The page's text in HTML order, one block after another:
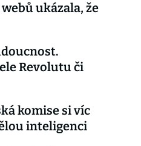
ukázala, že
Revolutu či
komise si víc
inteligenci